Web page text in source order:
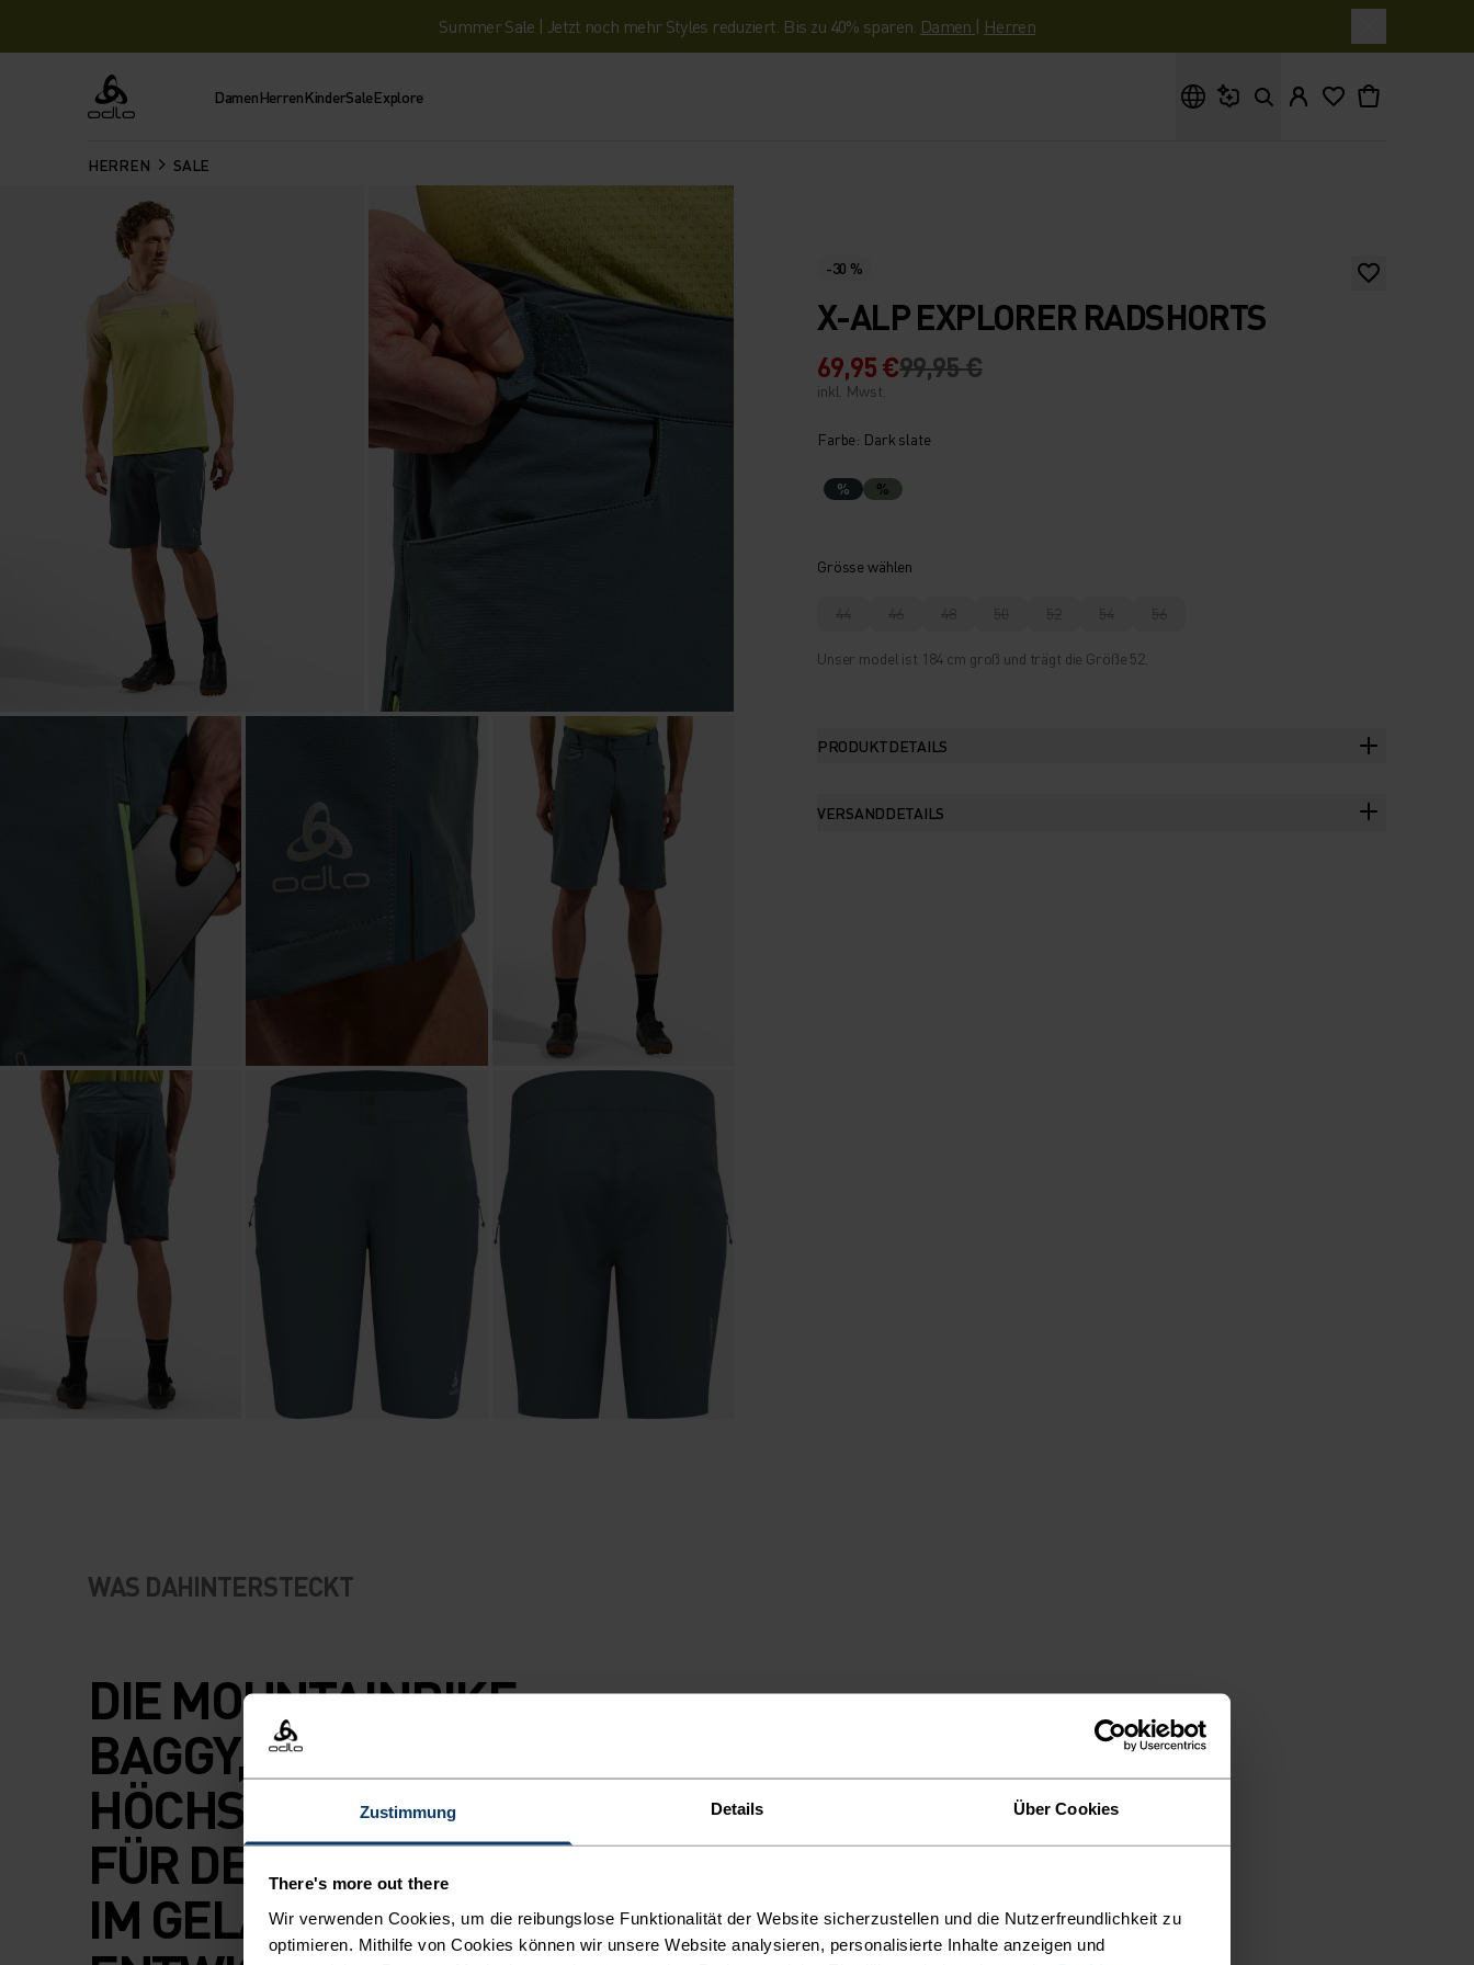
Zustimmung Details Über Cookies
There's more out there
Wir verwenden Cookies, um die reibungslose Funktionalität der Website sicherzustellen und die Nutzerfreundlichkeit zu
optimieren. Mithilfe von Cookies können wir unsere Website analysieren, personalisierte Inhalte anzeigen und
Summer Sale | Jetzt noch mehr Styles reduziert. Bis zu 40% sparen. Damen | Herren
Odlo DamenHerrenKinderSaleExplore
HERREN SALE
-30 %
X-ALP EXPLORER RADSHORTS
69,95 €99,95 €
inkl. Mwst.
Farbe: Dark slate
% %
Grösse wählen
44 46 48 50 52 54 56
Unser model ist 184 cm groß und trägt die Größe 52.
PRODUKTDETAILS
VERSANDDETAILS
WAS DAHINTERSTECKT
DIE MOUNTAINBIKE-
BAGGY, DIE MIT
HÖCHSTER PRÄZISION
FÜR DEINE ABENTEUER
IM GELÄNDE